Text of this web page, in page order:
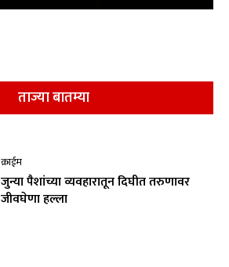
ताज्या बातम्या
क्राईम
जुन्या पैशांच्या व्यवहारातून दिघीत तरुणावर
जीवघेणा हल्ला